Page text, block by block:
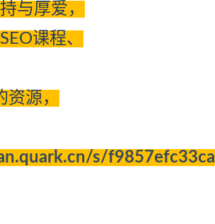
饰，化妆品等行业的网站中。
，教育类等网站使用较为普遍，对行业
前的是色感丰富，且视觉冲击较
网站中，重点在于建站表达主题的衡
与厚爱，
课程、
源，
s/f9857efc33ca